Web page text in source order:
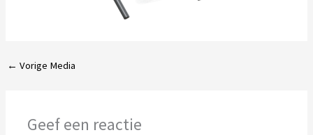
← Vorige Media
Geef een reactie